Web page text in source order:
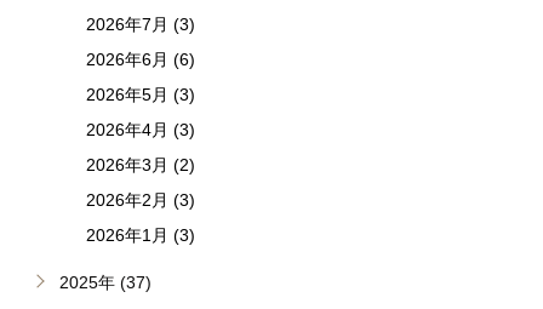
2026年7月 (3)
2026年6月 (6)
2026年5月 (3)
2026年4月 (3)
2026年3月 (2)
2026年2月 (3)
2026年1月 (3)
2025年 (37)